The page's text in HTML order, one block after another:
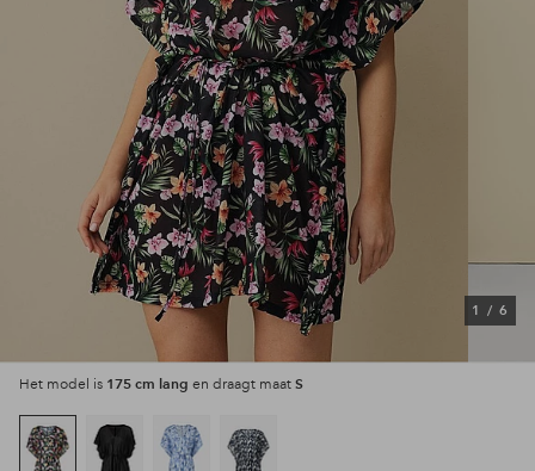
1 / 6
Het model is 175 cm lang en draagt maat S